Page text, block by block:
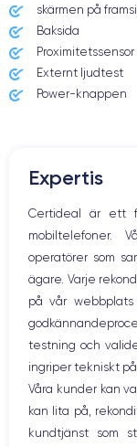
Dimensions
OLED 5.4 pouces
Puce A15 Bionic
Nom GPU
GPU 4 cœurs
12 Mpx
Résolution vidéo
4K - 3840 x 2160 px
Batterie
skärmen på
Baksida
Proximitetssensor
Externt ljudtest
Power-knappen
Högtalare
Hem-knappen
Bluetooth
WiFi
Nätverk
Vibration
Prise USB
Expertis
Certideal är ett
mobiltelefoner.
operatörer som
ägare. Varje
på vår
testning och
ingriper tekniskt
Våra kunder kan
kan lita på,
kundtjänst som